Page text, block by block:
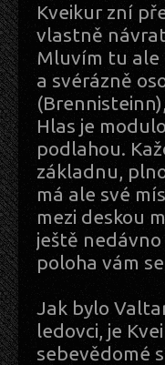
Kveikur zní
vlastně
Mluvím tu ale
a svérázně
Hlas je
podlahou.
základnu,
má ale své
mezi deskou
ještě
poloha vám
Jak bylo
ledovci, je
sebevědomé